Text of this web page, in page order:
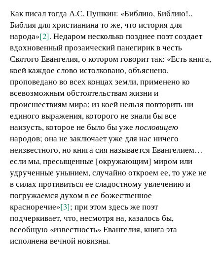
Как писал тогда А.С. Пушкин: «Библию, Библию!..
Библия для христианина то же, что история для
народа»[2]. Недаром несколько позднее поэт создает
вдохновенный прозаический панегирик в честь
Святого Евангелия, о котором говорит так: «Есть книга,
коей каждое слово истолковано, объяснено,
проповедано во всех концах земли, применено ко
всевозможным обстоятельствам жизни и
происшествиям мира; из коей нельзя повторить ни
единого выражения, которого не знали бы все
наизусть, которое не было бы уже пословицею
народов; она не заключает уже для нас ничего
неизвестного, но книга сия называется Евангелием…
если мы, пресыщенные [окружающим] миром или
удрученные унынием, случайно откроем ее, то уже не
в силах противиться ее сладостному увлечению и
погружаемся духом в ее божественное
красноречие»[3]; при этом здесь же поэт
подчеркивает, что, несмотря на, казалось бы,
всеобщую «известность» Евангелия, книга эта
исполнена вечной новизны.